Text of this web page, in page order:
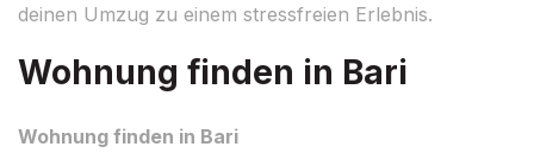
deinen Umzug zu einem stressfreien Erlebnis.
Wohnung finden in Bari
Wohnung finden in Bari